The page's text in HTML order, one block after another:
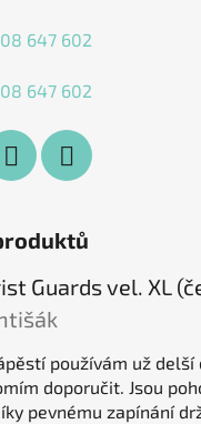
647 602
647 602
je 5 z 5 hvězdiček.
používám už delší
doporučit. Jsou
pevnému zapínání